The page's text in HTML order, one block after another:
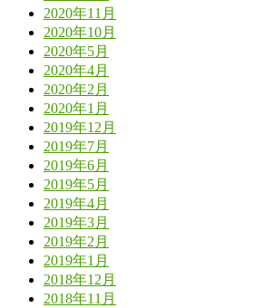
2020年11月
2020年10月
2020年5月
2020年4月
2020年2月
2020年1月
2019年12月
2019年7月
2019年6月
2019年5月
2019年4月
2019年3月
2019年2月
2019年1月
2018年12月
2018年11月